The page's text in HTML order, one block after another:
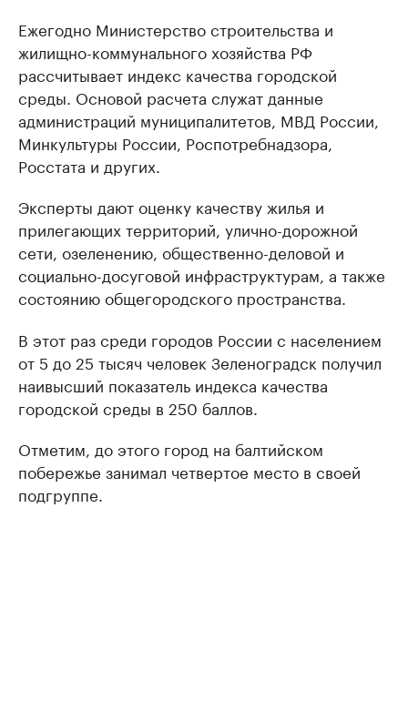
Ежегодно Министерство строительства и
жилищно-коммунального хозяйства РФ
рассчитывает индекс качества городской
среды. Основой расчета служат данные
администраций муниципалитетов, МВД России,
Минкультуры России, Роспотребнадзора,
Росстата и других.
Эксперты дают оценку качеству жилья и
прилегающих территорий, улично-дорожной
сети, озеленению, общественно-деловой и
социально-досуговой инфраструктурам, а также
состоянию общегородского пространства.
В этот раз среди городов России с населением
от 5 до 25 тысяч человек Зеленоградск получил
наивысший показатель индекса качества
городской среды в 250 баллов.
Отметим, до этого город на балтийском
побережье занимал четвертое место в своей
подгруппе.